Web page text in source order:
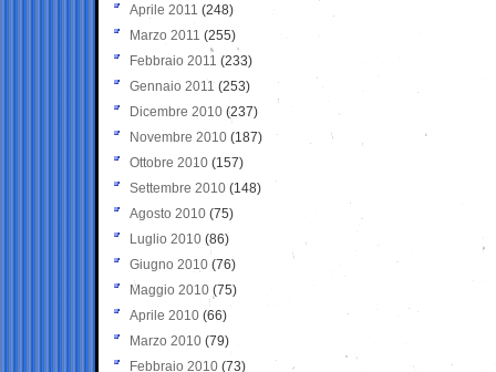
Aprile 2011 (248)
Marzo 2011 (255)
Febbraio 2011 (233)
Gennaio 2011 (253)
Dicembre 2010 (237)
Novembre 2010 (187)
Ottobre 2010 (157)
Settembre 2010 (148)
Agosto 2010 (75)
Luglio 2010 (86)
Giugno 2010 (76)
Maggio 2010 (75)
Aprile 2010 (66)
Marzo 2010 (79)
Febbraio 2010 (73)